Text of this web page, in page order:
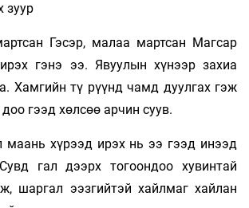
зуур
Гэсэр, малаа мартсан Магсар
гэнэ ээ. Явуулын хүнээр захиа
Хамгийн тү­ рүүнд чамд дуулгах гэж
гээд хөлсөө арчин суув.
маань хүрээд ирэх нь ээ гээд инээд
гал дээрх тогоондоо хувинтай
шаргал ээзгийтэй хайлмаг хайлан